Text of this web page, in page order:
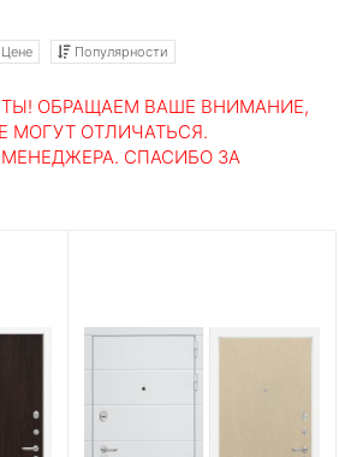
Утепленные В коттедж
загородного дома Наружные
950×2050
Светло-коричневые Светлые
Темные
Цене Популярности
ОБРАЩАЕМ ВАШЕ ВНИМАНИЕ,
МОГУТ ОТЛИЧАТЬСЯ.
СПАСИБО ЗА